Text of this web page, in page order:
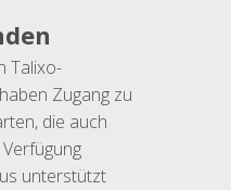
Talixo-
Zugang zu
die auch
unterstützt